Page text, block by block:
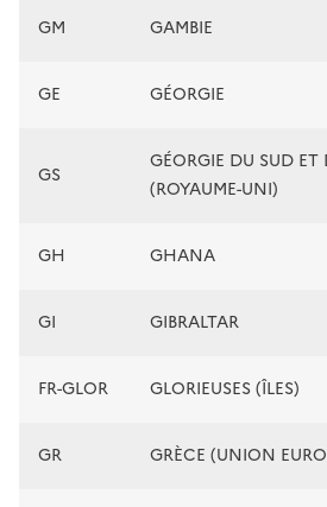
GM GAMBIE
GE GÉORGIE
GS
GÉORGIE DU SUD
(ROYAUME-UNI)
GH GHANA
GI GIBRALTAR
FR-GLOR GLORIEUSES (ÎLES)
GR GRÈCE (UNION